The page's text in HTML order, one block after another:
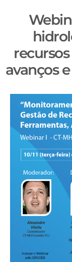
avanços e